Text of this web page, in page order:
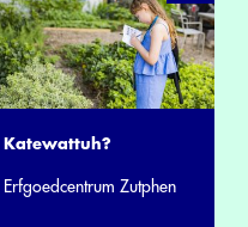
Katewattuh?
Erfgoedcentrum Zutphen